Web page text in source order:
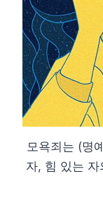
모욕죄는 (명
자, 힘 있는 자